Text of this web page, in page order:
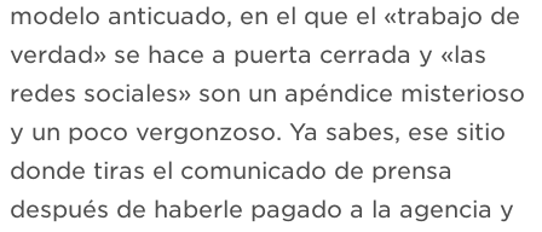
modelo anticuado, en el que el «trabajo de
verdad» se hace a puerta cerrada y «las
redes sociales» son un apéndice misterioso
y un poco vergonzoso. Ya sabes, ese sitio
donde tiras el comunicado de prensa
después de haberle pagado a la agencia y